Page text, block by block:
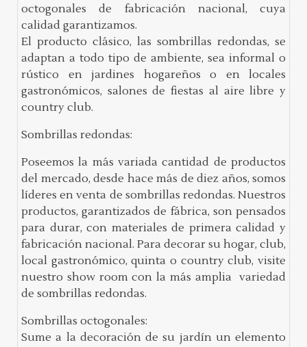
octogonales de fabricación nacional, cuya
calidad garantizamos.
El producto clásico, las sombrillas redondas, se
adaptan a todo tipo de ambiente, sea informal o
rústico en jardines hogareños o en locales
gastronómicos, salones de fiestas al aire libre y
country club.
Sombrillas redondas:
Poseemos la más variada cantidad de productos
del mercado, desde hace más de diez años, somos
líderes en venta de sombrillas redondas. Nuestros
productos, garantizados de fábrica, son pensados
para durar, con materiales de primera calidad y
fabricación nacional. Para decorar su hogar, club,
local gastronómico, quinta o country club, visite
nuestro show room con la más amplia variedad
de sombrillas redondas.
Sombrillas octogonales:
Sume a la decoración de su jardín un elemento